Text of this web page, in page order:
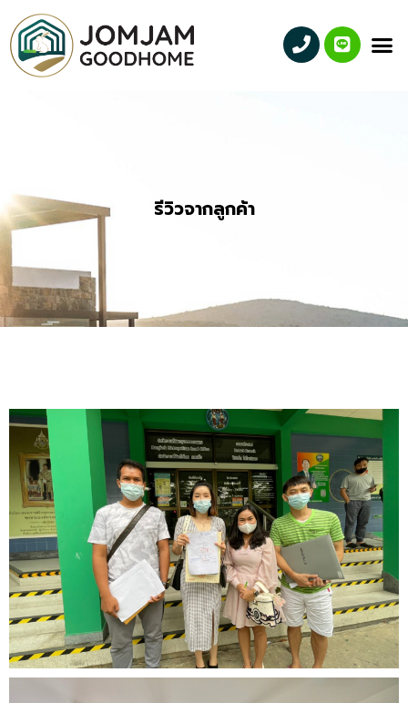
รีวิวจากลูกค้า